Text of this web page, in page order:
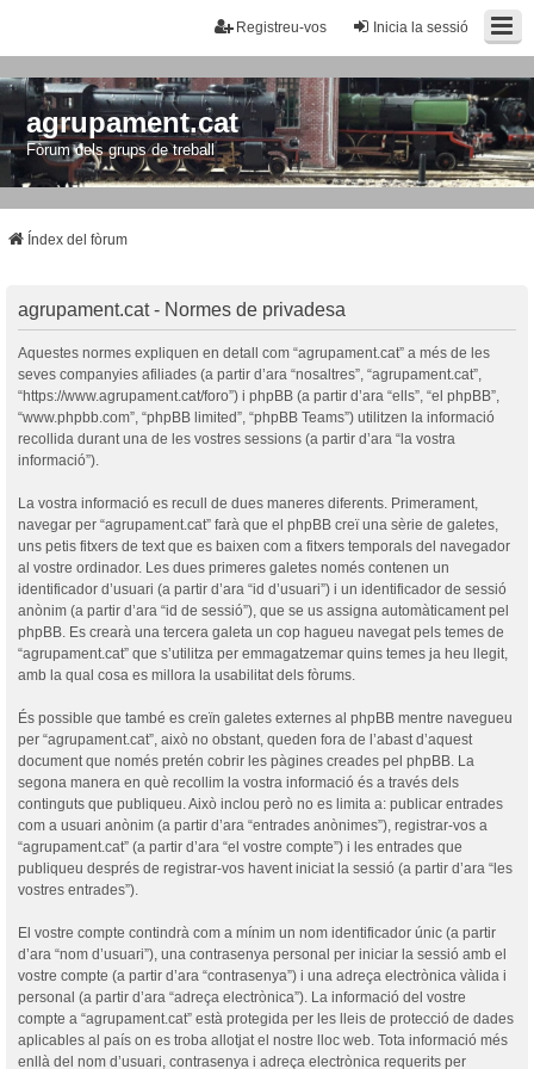
Inicia la sessió
Registreu-vos
agrupament.cat
Fòrum dels grups de treball
Índex del fòrum
agrupament.cat - Normes de privadesa
Aquestes normes expliquen en detall com “agrupament.cat” a més de les
seves companyies afiliades (a partir d’ara “nosaltres”, “agrupament.cat”,
“https://www.agrupament.cat/foro”) i phpBB (a partir d’ara “ells”, “el phpBB”,
“www.phpbb.com”, “phpBB limited”, “phpBB Teams”) utilitzen la informació
recollida durant una de les vostres sessions (a partir d’ara “la vostra
informació”).
La vostra informació es recull de dues maneres diferents. Primerament,
navegar per “agrupament.cat” farà que el phpBB creï una sèrie de galetes,
uns petis fitxers de text que es baixen com a fitxers temporals del navegador
al vostre ordinador. Les dues primeres galetes només contenen un
identificador d’usuari (a partir d’ara “id d’usuari”) i un identificador de sessió
anònim (a partir d’ara “id de sessió”), que se us assigna automàticament pel
phpBB. Es crearà una tercera galeta un cop hagueu navegat pels temes de
“agrupament.cat” que s’utilitza per emmagatzemar quins temes ja heu llegit,
amb la qual cosa es millora la usabilitat dels fòrums.
És possible que també es creïn galetes externes al phpBB mentre navegueu
per “agrupament.cat”, això no obstant, queden fora de l’abast d’aquest
document que només pretén cobrir les pàgines creades pel phpBB. La
segona manera en què recollim la vostra informació és a través dels
continguts que publiqueu. Això inclou però no es limita a: publicar entrades
com a usuari anònim (a partir d’ara “entrades anònimes”), registrar-vos a
“agrupament.cat” (a partir d’ara “el vostre compte”) i les entrades que
publiqueu després de registrar-vos havent iniciat la sessió (a partir d’ara “les
vostres entrades”).
El vostre compte contindrà com a mínim un nom identificador únic (a partir
d’ara “nom d’usuari”), una contrasenya personal per iniciar la sessió amb el
vostre compte (a partir d’ara “contrasenya”) i una adreça electrònica vàlida i
personal (a partir d’ara “adreça electrònica”). La informació del vostre
compte a “agrupament.cat” està protegida per les lleis de protecció de dades
aplicables al país on es troba allotjat el nostre lloc web. Tota informació més
enllà del nom d’usuari, contrasenya i adreça electrònica requerits per